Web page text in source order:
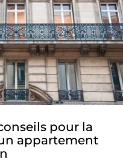
pour la
appartement